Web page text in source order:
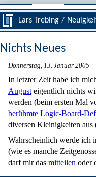
Lars Trebing /
Nichts Neues
Donnerstag, 13. Januar 2005
In letzter Zeit habe ich
August eigentlich nichts
werden (beim ersten Mal
berühmte Logic-Board-
diversen Kleinigkeiten aus
Wahrscheinlich werde ich
(wie es manche
darf mir das mitteilen oder